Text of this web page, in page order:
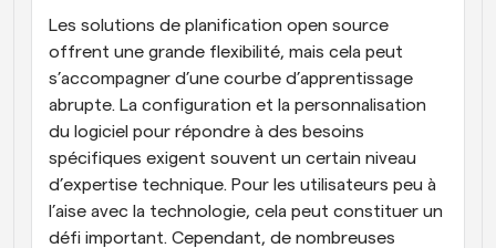
Les solutions de planification open source
offrent une grande flexibilité, mais cela peut
s’accompagner d’une courbe d’apprentissage
abrupte. La configuration et la personnalisation
du logiciel pour répondre à des besoins
spécifiques exigent souvent un certain niveau
d’expertise technique. Pour les utilisateurs peu à
l’aise avec la technologie, cela peut constituer un
défi important. Cependant, de nombreuses